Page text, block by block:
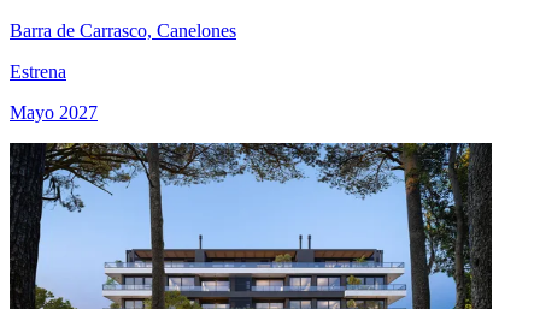
Barra de Carrasco, Canelones
Estrena
Mayo 2027